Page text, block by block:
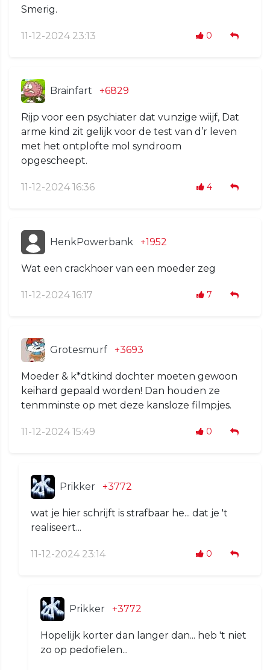
Smerig.
11-12-2024 23:13 0
Brainfart +6829
Rijp voor een psychiater dat vunzige wiijf, Dat
arme kind zit gelijk voor de test van d’r leven
met het ontplofte mol syndroom
opgescheept.
11-12-2024 16:36 4
HenkPowerbank +1952
Wat een crackhoer van een moeder zeg
11-12-2024 16:17 7
Grotesmurf +3693
Moeder & k*dtkind dochter moeten gewoon
keihard gepaald worden! Dan houden ze
tenmminste op met deze kansloze filmpjes.
11-12-2024 15:49 0
Prikker +3772
wat je hier schrijft is strafbaar he... dat je 't
realiseert...
11-12-2024 23:14 0
Prikker +3772
Hopelijk korter dan langer dan... heb 't niet
zo op pedofielen...